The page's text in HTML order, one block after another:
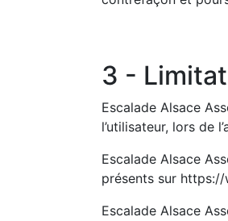
3 -
Escalade Alsace
l’utilisateur, lors de
Escalade Alsace
présents sur
Escalade Alsace